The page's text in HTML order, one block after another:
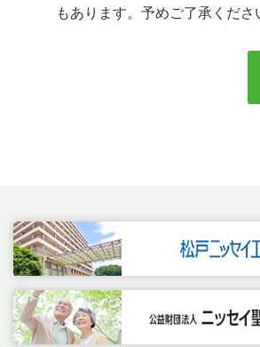
もあります。予めご了承くださ